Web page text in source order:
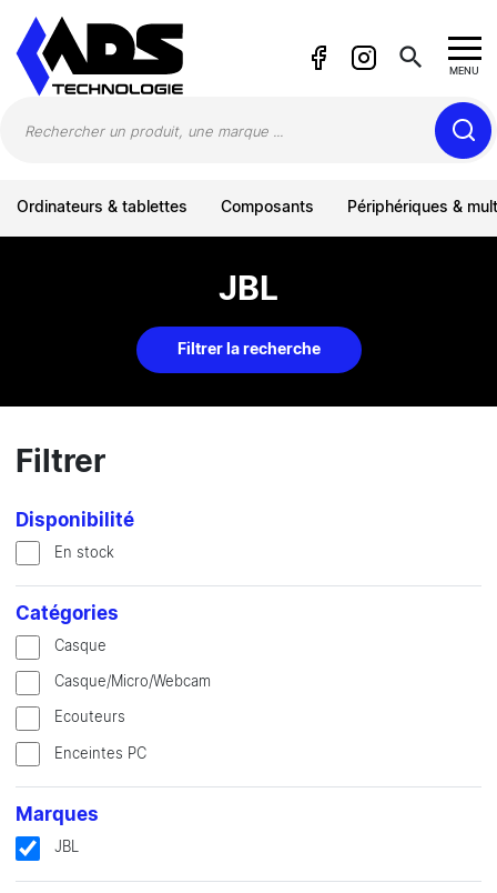
search MENU
Ordinateurs & tablettes Composants Périphériques &
JBL
Filtrer la recherche
Filtrer
Disponibilité
En stock
Catégories
Casque
Casque/Micro/Webcam
Ecouteurs
Enceintes PC
Marques
JBL